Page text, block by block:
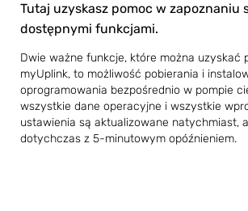
Tutaj uzyskasz pomoc w zapoznaniu
dostępnymi funkcjami.
Dwie ważne funkcje, które można uzyskać
myUplink, to możliwość pobierania i
oprogramowania bezpośrednio w pompie
wszystkie dane operacyjne i wszystkie
ustawienia są aktualizowane natychmiast,
dotychczas z 5-minutowym opóźnieniem.